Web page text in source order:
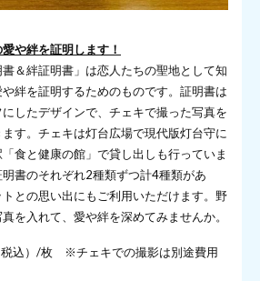
や絆を証明します！
書＆絆証明書」は恋人たちの聖地として知
絆を証明するためのものです。証明書は
したデザインで、チェキで撮った写真を
す。チェキは灯台広場で現代版灯台守に
食と健康の館」で貸し出しも行っていま
書のそれぞれ2種類ずつ計4種類があ
との思い出にもご利用いただけます。野
を入れて、愛や絆を深めてみませんか。
込）/枚 ※チェキでの撮影は別途費用